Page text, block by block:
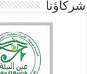
شركاؤنا